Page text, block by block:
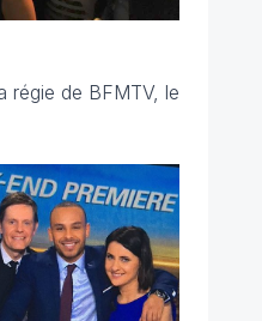
régie de BFMTV, le